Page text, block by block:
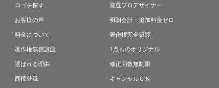
ロゴを探す
お客様の声
料金について
著作権無償譲渡
選ばれる理由
商標登録
厳選プロデザイナー
明朗会計・追加料金ゼロ
著作権完全譲渡
1点ものオリジナル
修正回数無制限
キャンセルＯＫ